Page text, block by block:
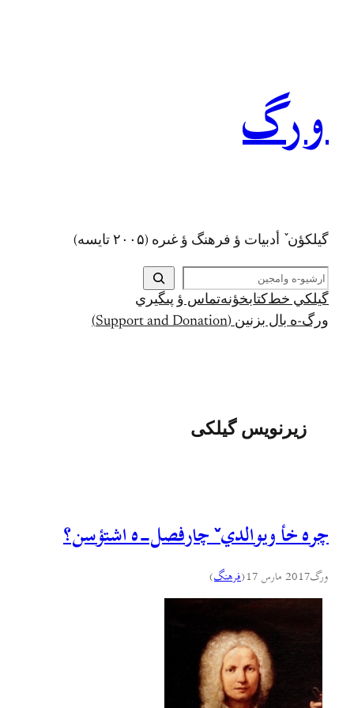
ورگ
گيلکؤن ٚ أدبیات ؤ فرهنگ ؤ غىره (۲۰۰۵ تايسه)
ج
س
ت
ج
گيلکي خط کتابخؤنهتماس ؤ پىگيري
ورگ-ه بال بزنين (Support and Donation)
زیرنویس گیلکی
چره خأ ویوالديˇ چارفصل-ه اشتؤسن؟
ورگ2017 مارس 17 (فرهنگ)